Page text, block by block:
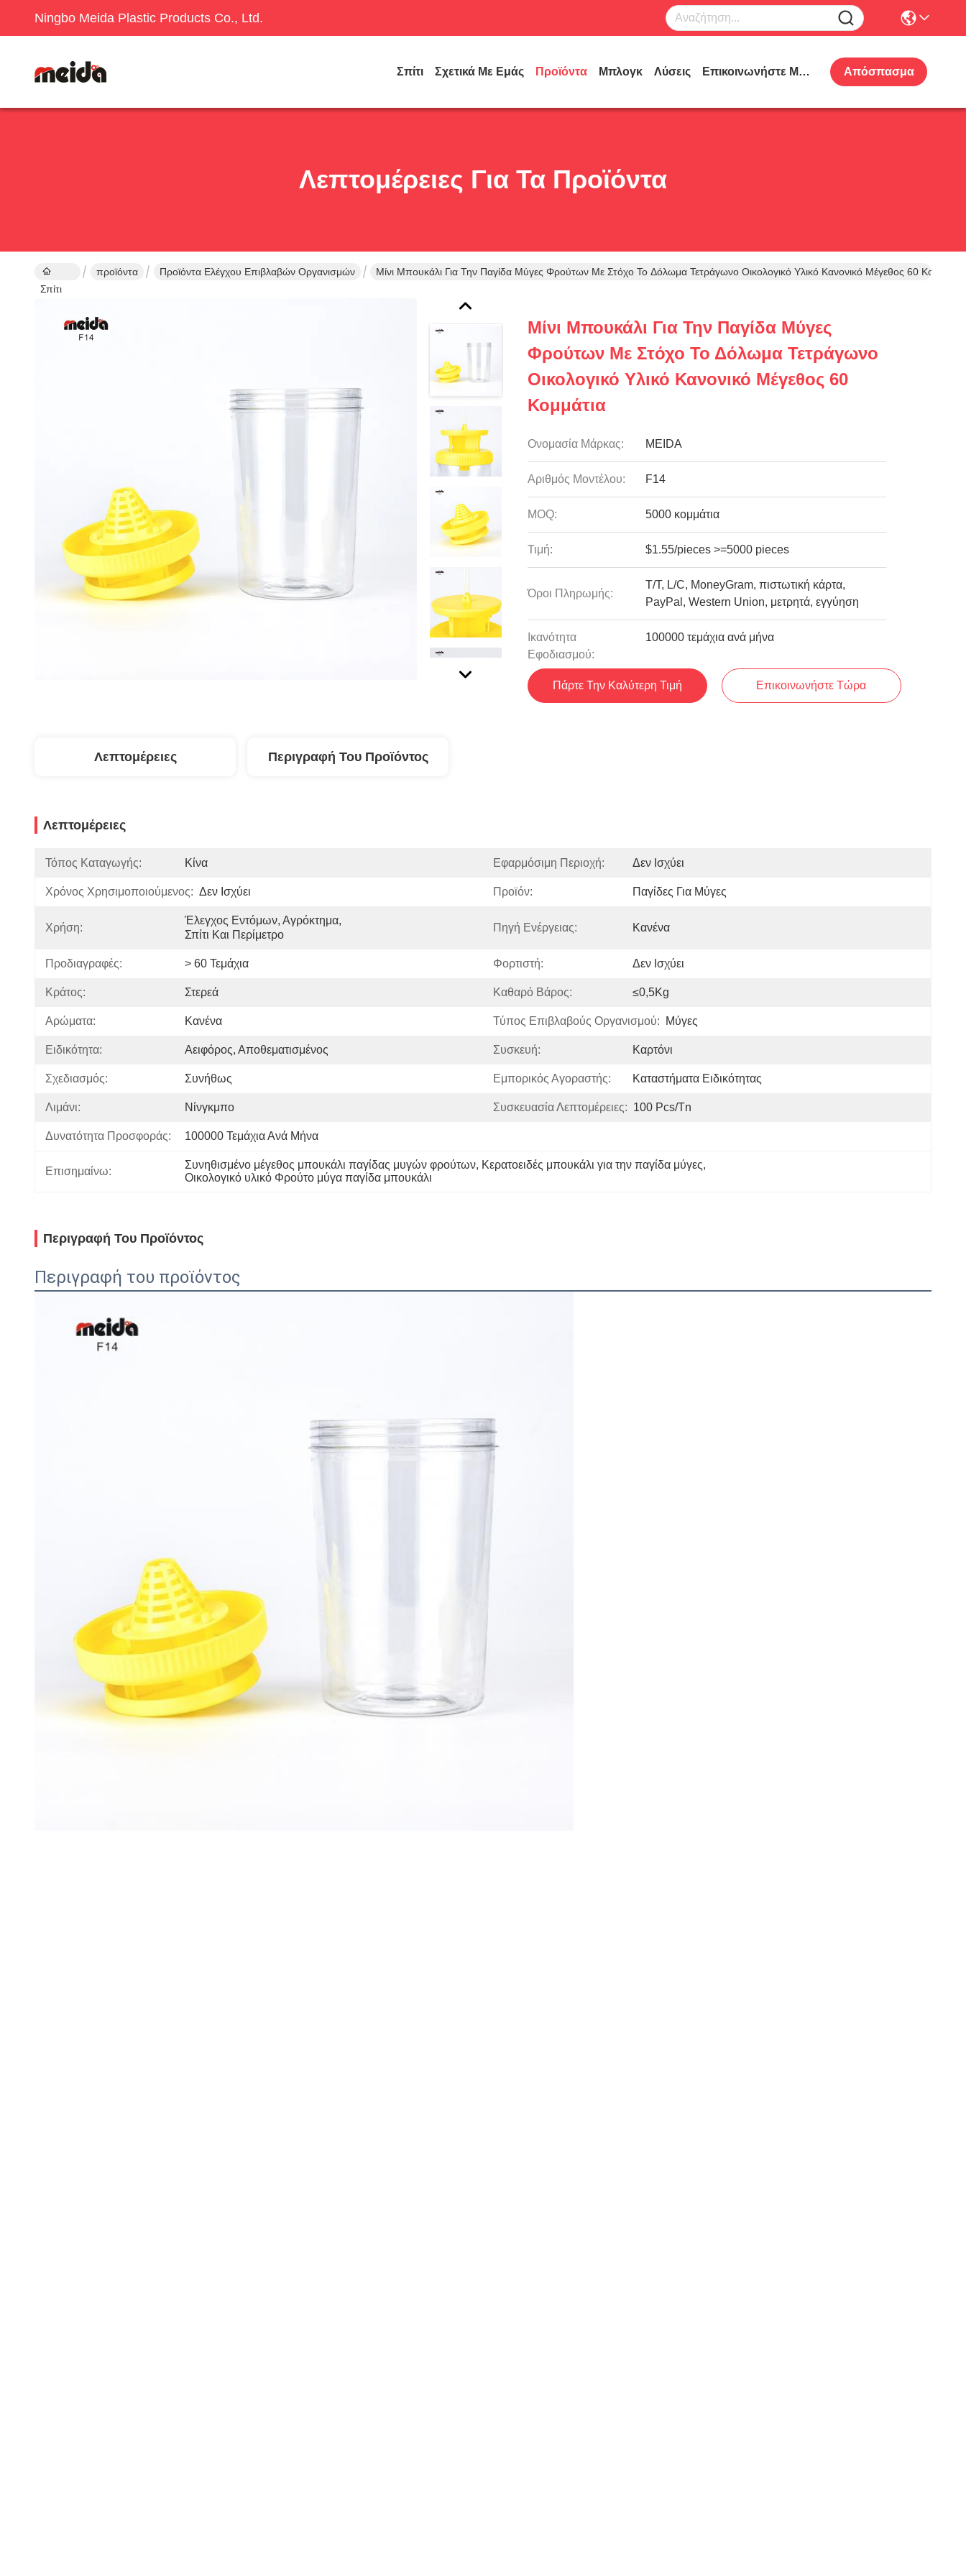
Ningbo Meida Plastic Products Co., Ltd.
Σπίτι Σχετικά Με Εμάς Προϊόντα Μπλογκ Λύσεις Επικοινωνήστε Μαζί Μας Απόσπασμα
Λεπτομέρειες Για Τα Προϊόντα
Σπίτι
προϊόντα Προϊόντα Ελέγχου Επιβλαβών Οργανισμών Μίνι Μπουκάλι Για Την Παγίδα Μύγες Φρούτων Με Στόχο Το Δόλωμα Τετράγωνο Οικολογικό Υλικό Κανονικό Μέγεθος 60 Κομμάτια
Μίνι Μπουκάλι Για Την Παγίδα Μύγες
Φρούτων Με Στόχο Το Δόλωμα Τετράγωνο
Οικολογικό Υλικό Κανονικό Μέγεθος 60
Κομμάτια
Ονομασία Μάρκας: MEIDA
Αριθμός Μοντέλου: F14
MOQ: 5000 κομμάτια
Τιμή: $1.55/pieces >=5000 pieces
Όροι Πληρωμής:
Τ/Τ, L/C, MoneyGram, πιστωτική κάρτα,
PayPal, Western Union, μετρητά, εγγύηση
Ικανότητα
Εφοδιασμού:
100000 τεμάχια ανά μήνα
Πάρτε Την Καλύτερη Τιμή Επικοινωνήστε Τώρα
Λεπτομέρειες Περιγραφή Του Προϊόντος
Λεπτομέρειες
Τόπος Καταγωγής: Κίνα Εφαρμόσιμη Περιοχή: Δεν Ισχύει
Χρόνος Χρησιμοποιούμενος: Δεν Ισχύει Προϊόν: Παγίδες Για Μύγες
Χρήση:
Έλεγχος Εντόμων, Αγρόκτημα,
Σπίτι Και Περίμετρο
Πηγή Ενέργειας: Κανένα
Προδιαγραφές: > 60 Τεμάχια Φορτιστή: Δεν Ισχύει
Κράτος: Στερεά Καθαρό Βάρος: ≤0,5Kg
Αρώματα: Κανένα Τύπος Επιβλαβούς Οργανισμού: Μύγες
Ειδικότητα: Αειφόρος, Αποθεματισμένος Συσκευή: Καρτόνι
Σχεδιασμός: Συνήθως Εμπορικός Αγοραστής: Καταστήματα Ειδικότητας
Λιμάνι: Νίνγκμπο Συσκευασία Λεπτομέρειες: 100 Pcs/tn
Δυνατότητα Προσφοράς: 100000 Τεμάχια Ανά Μήνα
Επισημαίνω:
Συνηθισμένο μέγεθος μπουκάλι παγίδας μυγών φρούτων, Κερατοειδές μπουκάλι για την παγίδα μύγες,
Οικολογικό υλικό Φρούτο μύγα παγίδα μπουκάλι
Περιγραφή Του Προϊόντος
Περιγραφή του προϊόντος